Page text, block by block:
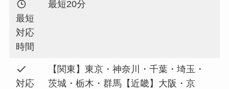
最短
対応
時間
最短20分
対応
【関東】東京・神奈川・千葉・埼玉・
茨城・栃木・群馬【近畿】大阪・京